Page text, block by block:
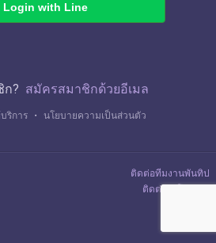
Login with Line
ก? สมัครสมาชิกด้วยอีเมล
ริการ ・ นโยบายความเป็นส่วนตัว
ติดต่อทีมงานพันทิป
ติดต่อลงโฆษณา